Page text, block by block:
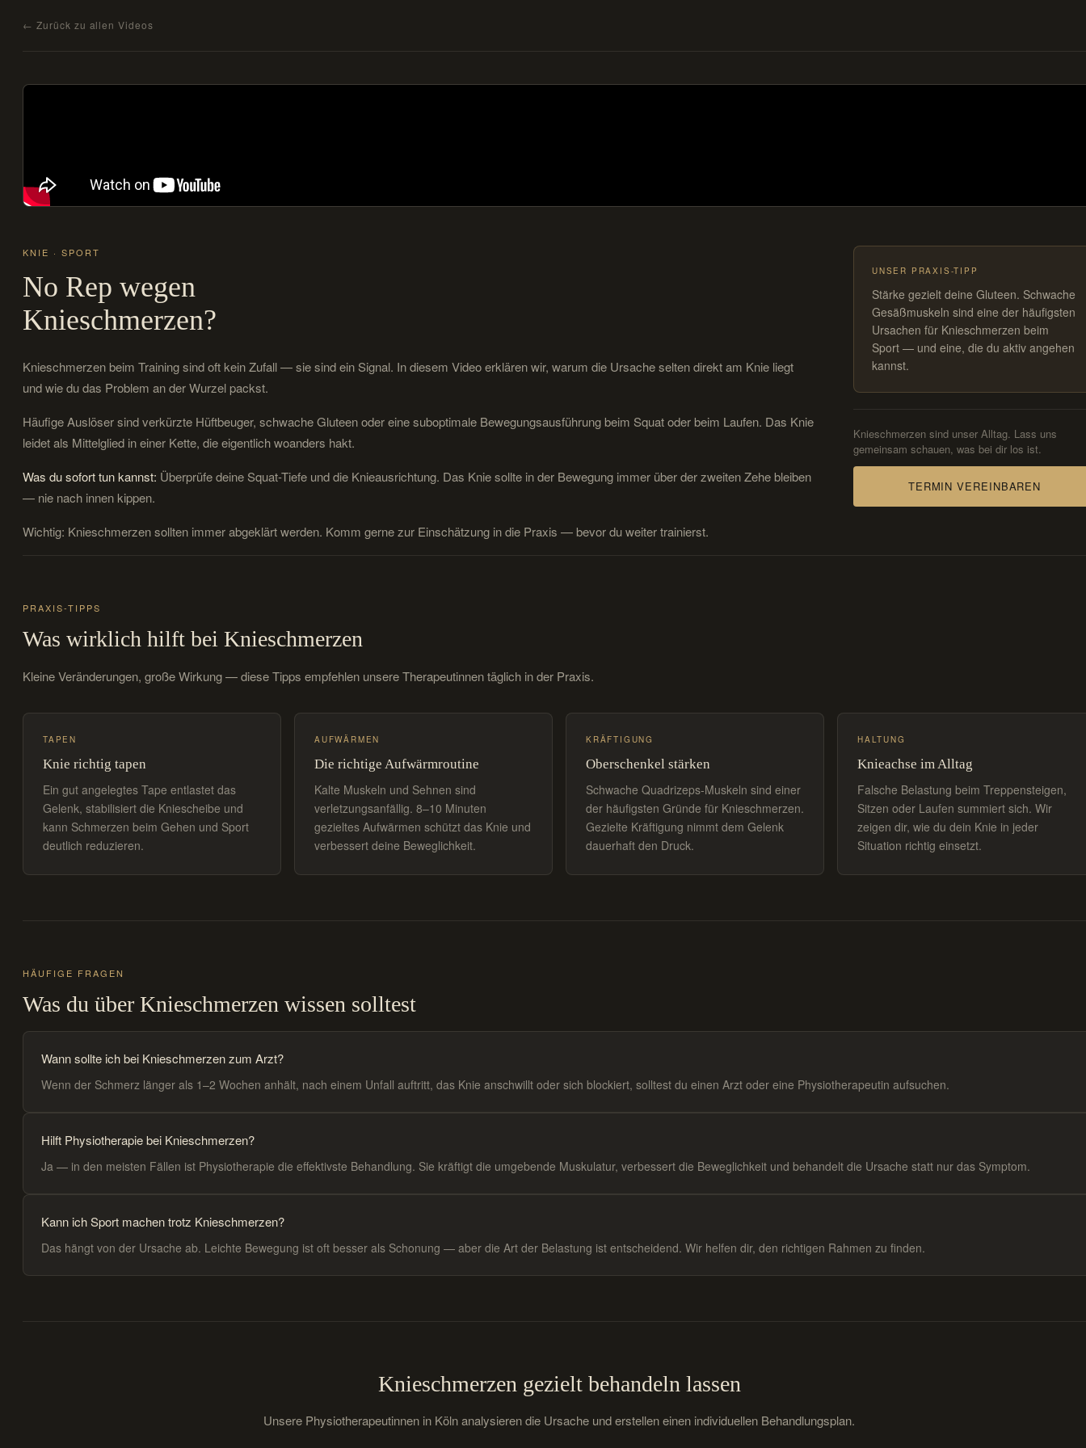
← Zurück zu allen Videos
KNIE · SPORT
No Rep wegen
Knieschmerzen?
Knieschmerzen beim Training sind oft kein Zufall — sie sind ein Signal. In diesem Video erklären wir, warum die Ursache selten direkt am Knie liegt
und wie du das Problem an der Wurzel packst.
Häufige Auslöser sind verkürzte Hüftbeuger, schwache Gluteen oder eine suboptimale Bewegungsausführung beim Squat oder beim Laufen. Das Knie
leidet als Mittelglied in einer Kette, die eigentlich woanders hakt.
Was du sofort tun kannst: Überprüfe deine Squat-Tiefe und die Knieausrichtung. Das Knie sollte in der Bewegung immer über der zweiten Zehe bleiben
— nie nach innen kippen.
Wichtig: Knieschmerzen sollten immer abgeklärt werden. Komm gerne zur Einschätzung in die Praxis — bevor du weiter trainierst.
UNSER PRAXIS-TIPP
Stärke gezielt deine Gluteen. Schwache
Gesäßmuskeln sind eine der häufigsten
Ursachen für Knieschmerzen beim
Sport — und eine, die du aktiv angehen
kannst.
Knieschmerzen sind unser Alltag. Lass uns
gemeinsam schauen, was bei dir los ist.
TERMIN VEREINBAREN
PRAXIS-TIPPS
Was wirklich hilft bei Knieschmerzen
Kleine Veränderungen, große Wirkung — diese Tipps empfehlen unsere Therapeutinnen täglich in der Praxis.
TAPEN
Knie richtig tapen
Ein gut angelegtes Tape entlastet das
Gelenk, stabilisiert die Kniescheibe und
kann Schmerzen beim Gehen und Sport
deutlich reduzieren.
AUFWÄRMEN
Die richtige Aufwärmroutine
Kalte Muskeln und Sehnen sind
verletzungsanfällig. 8–10 Minuten
gezieltes Aufwärmen schützt das Knie und
verbessert deine Beweglichkeit.
KRÄFTIGUNG
Oberschenkel stärken
Schwache Quadrizeps-Muskeln sind einer
der häufigsten Gründe für Knieschmerzen.
Gezielte Kräftigung nimmt dem Gelenk
dauerhaft den Druck.
HALTUNG
Knieachse im Alltag
Falsche Belastung beim Treppensteigen,
Sitzen oder Laufen summiert sich. Wir
zeigen dir, wie du dein Knie in jeder
Situation richtig einsetzt.
HÄUFIGE FRAGEN
Was du über Knieschmerzen wissen solltest
Wann sollte ich bei Knieschmerzen zum Arzt?
Wenn der Schmerz länger als 1–2 Wochen anhält, nach einem Unfall auftritt, das Knie anschwillt oder sich blockiert, solltest du einen Arzt oder eine Physiotherapeutin aufsuchen.
Hilft Physiotherapie bei Knieschmerzen?
Ja — in den meisten Fällen ist Physiotherapie die effektivste Behandlung. Sie kräftigt die umgebende Muskulatur, verbessert die Beweglichkeit und behandelt die Ursache statt nur das Symptom.
Kann ich Sport machen trotz Knieschmerzen?
Das hängt von der Ursache ab. Leichte Bewegung ist oft besser als Schonung — aber die Art der Belastung ist entscheidend. Wir helfen dir, den richtigen Rahmen zu finden.
Knieschmerzen gezielt behandeln lassen
Unsere Physiotherapeutinnen in Köln analysieren die Ursache und erstellen einen individuellen Behandlungsplan.